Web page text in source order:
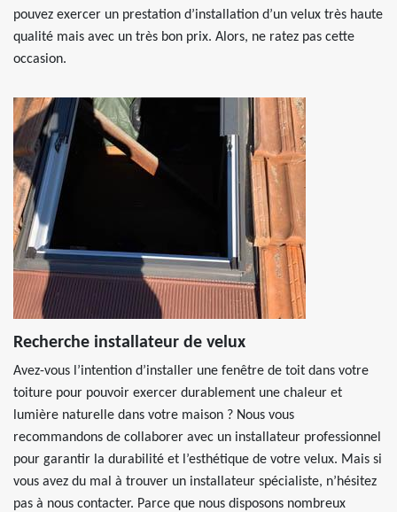
pouvez exercer un prestation d’installation d’un velux très haute
qualité mais avec un très bon prix. Alors, ne ratez pas cette
occasion.
Recherche installateur de velux
Avez-vous l’intention d’installer une fenêtre de toit dans votre
toiture pour pouvoir exercer durablement une chaleur et
lumière naturelle dans votre maison ? Nous vous
recommandons de collaborer avec un installateur professionnel
pour garantir la durabilité et l’esthétique de votre velux. Mais si
vous avez du mal à trouver un installateur spécialiste, n’hésitez
pas à nous contacter. Parce que nous disposons nombreux